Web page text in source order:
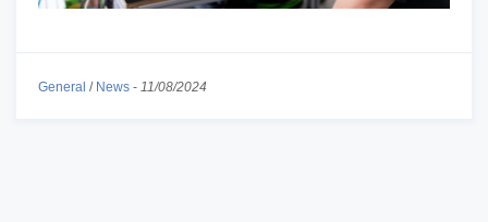
General / News - 11/08/2024